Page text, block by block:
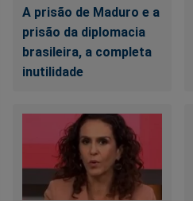
A prisão de Maduro e a
prisão da diplomacia
brasileira, a completa
inutilidade